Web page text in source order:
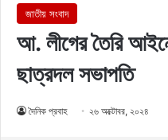
জাতীয় সংবাদ
আ. লীগের তৈরি
ছাত্রদল সভাপতি
দৈনিক প্রবাহ ২৬ অক্টোবর, ২০২৪